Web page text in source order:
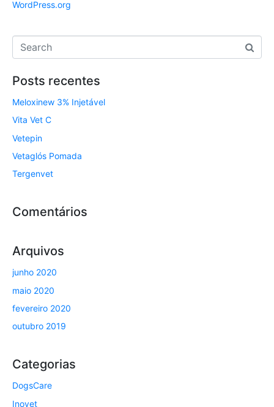
WordPress.org
Posts recentes
Meloxinew 3% Injetável
Vita Vet C
Vetepin
Vetaglós Pomada
Tergenvet
Comentários
Arquivos
junho 2020
maio 2020
fevereiro 2020
outubro 2019
Categorias
DogsCare
Inovet